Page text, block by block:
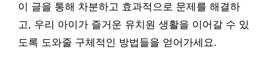
이 글을 통해 차분하고 효과적으로 문제를 해결하
고, 우리 아이가 즐거운 유치원 생활을 이어갈 수 있
도록 도와줄 구체적인 방법들을 얻어가세요.